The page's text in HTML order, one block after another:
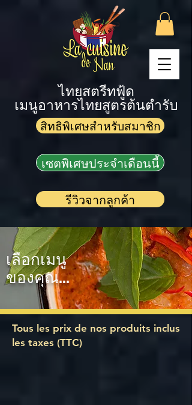
ไทยสตรีทฟู้ด
เมนูอาหารไทยสูตรต้นตำรับ
สิทธิพิเศษสำหรับสมาชิก
เซตพิเศษประจำเดือนนี้
รีวิวจากลูกค้า
เลือกเมนู
ของคุณ...
Tous les prix de nos produits inclus
les taxes (TTC)